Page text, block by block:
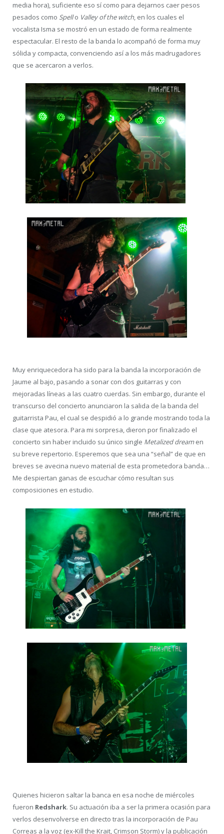
media hora), suficiente eso sí como para dejarnos caer pesos
pesados como Spello Valley of the witch, en los cuales el
vocalista Isma se mostró en un estado de forma realmente
espectacular. El resto de la banda lo acompañó de forma muy
sólida y compacta, convenciendo así a los más madrugadores
que se acercaron a verlos.
Muy enriquecedora ha sido para la banda la incorporación de
Jaume al bajo, pasando a sonar con dos guitarras y con
mejoradas líneas a las cuatro cuerdas. Sin embargo, durante el
transcurso del concierto anunciaron la salida de la banda del
guitarrista Pau, el cual se despidió a lo grande mostrando toda la
clase que atesora. Para mi sorpresa, dieron por finalizado el
concierto sin haber incluido su único single Metalized dreamen
su breve repertorio. Esperemos que sea una “señal” de que en
breves se avecina nuevo material de esta prometedora banda…
Me despiertan ganas de escuchar cómo resultan sus
composiciones en estudio.
Quienes hicieron saltar la banca en esa noche de miércoles
fueron Redshark. Su actuación iba a ser la primera ocasión para
verlos desenvolverse en directo tras la incorporación de Pau
Correas a la voz (ex-Kill the Krait, Crimson Storm) y la publicación